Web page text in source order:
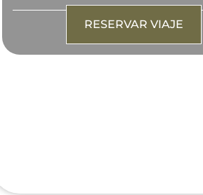
RESERVAR VIAJE